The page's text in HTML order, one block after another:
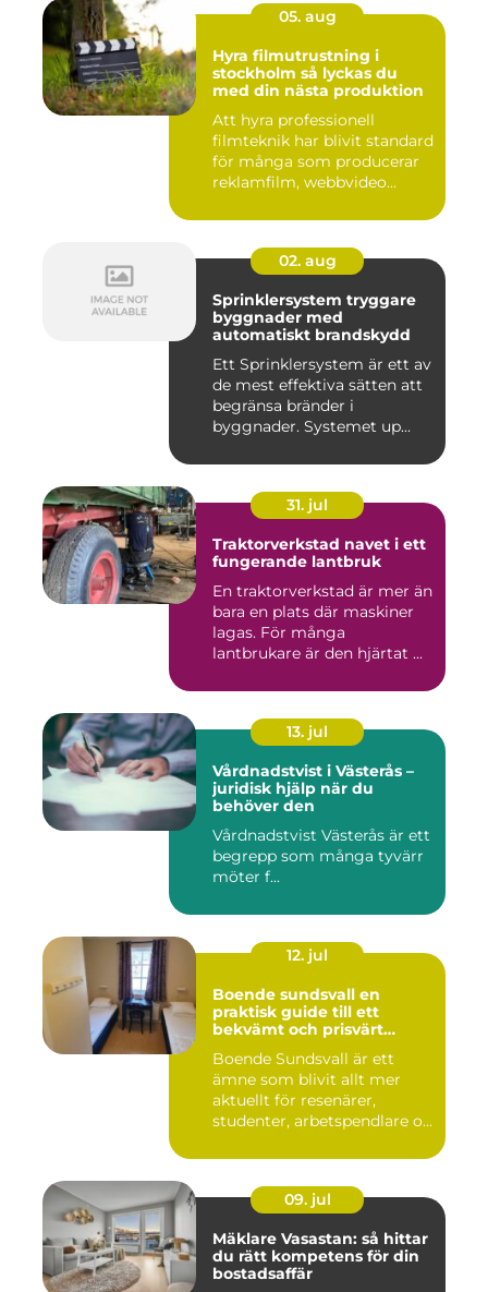
05. aug
Hyra filmutrustning i
stockholm så lyckas du
med din nästa produktion
Att hyra professionell
filmteknik har blivit standard
för många som producerar
reklamfilm, webbvideo...
02. aug
Sprinklersystem tryggare
byggnader med
automatiskt brandskydd
Ett Sprinklersystem är ett av
de mest effektiva sätten att
begränsa bränder i
byggnader. Systemet up...
31. jul
Traktorverkstad navet i ett
fungerande lantbruk
En traktorverkstad är mer än
bara en plats där maskiner
lagas. För många
lantbrukare är den hjärtat ...
13. jul
Vårdnadstvist i Västerås –
juridisk hjälp när du
behöver den
Vårdnadstvist Västerås är ett
begrepp som många tyvärr
möter f...
12. jul
Boende sundsvall en
praktisk guide till ett
bekvämt och prisvärt
Boende Sundsvall är ett
ämne som blivit allt mer
aktuellt för resenärer,
studenter, arbetspendlare o...
09. jul
Mäklare Vasastan: så hittar
du rätt kompetens för din
bostadsaffär